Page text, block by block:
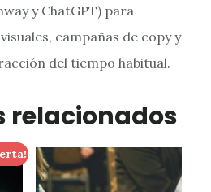
y ChatGPT) para
campañas de copy y
del tiempo habitual.
relacionados